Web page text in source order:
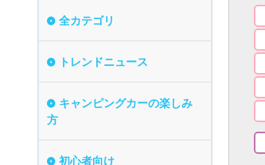
全カテゴリ
トレンドニュース
キャンピングカーの楽しみ
方
初心者向け